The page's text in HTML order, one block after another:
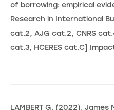
of borrowing: empirical
Research in International
cat.2, AJG cat.2, CNRS
cat.3, HCERES cat.C]
LAMBERT G. (2022).